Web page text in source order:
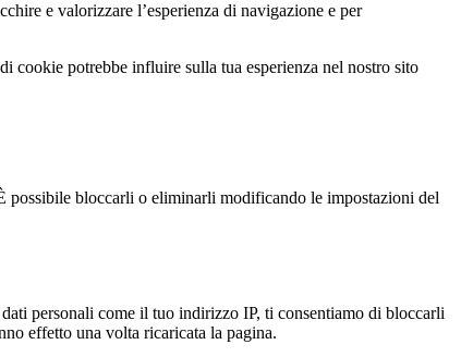
e valorizzare l’esperienza di navigazione e per
cookie potrebbe influire sulla tua esperienza nel nostro sito
possibile bloccarli o eliminarli modificando le impostazioni del
personali come il tuo indirizzo IP, ti consentiamo di bloccarli
effetto una volta ricaricata la pagina.